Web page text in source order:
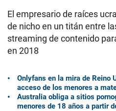
El empresario de raíces
de nicho en un titán entre
streaming de contenido
en 2018
Onlyfans en la mira de Reino
acceso de los menores a
Australia obliga a sitios
menores de 18 años a partir